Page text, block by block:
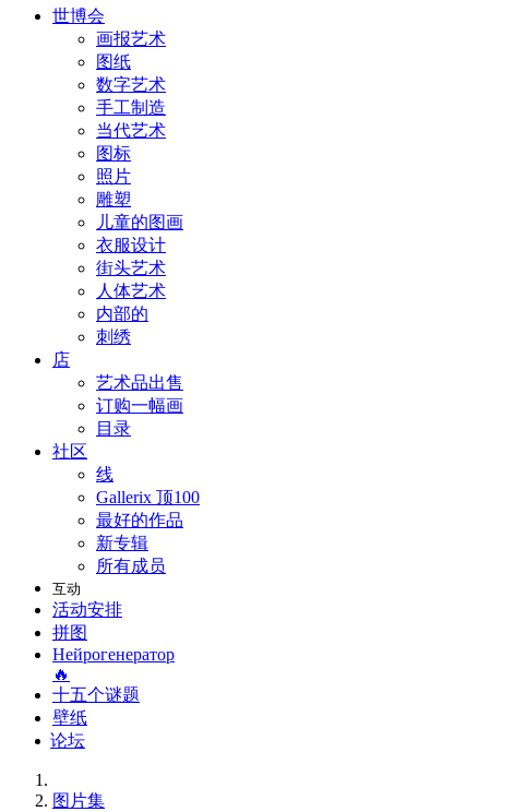
世博会
画报艺术
图纸
数字艺术
手工制造
当代艺术
图标
照片
雕塑
儿童的图画
衣服设计
街头艺术
人体艺术
内部的
刺绣
店
艺术品出售
订购一幅画
目录
社区
线
Gallerix 顶100
最好的作品
新专辑
所有成员
互动
活动安排
拼图
Нейрогенератор
🔥
十五个谜题
壁纸
论坛
图片集